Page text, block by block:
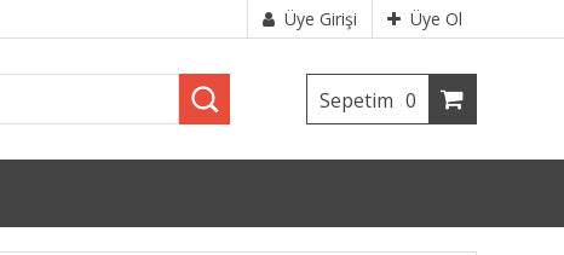
Üye Girişi Üye Ol
Sepetim 0